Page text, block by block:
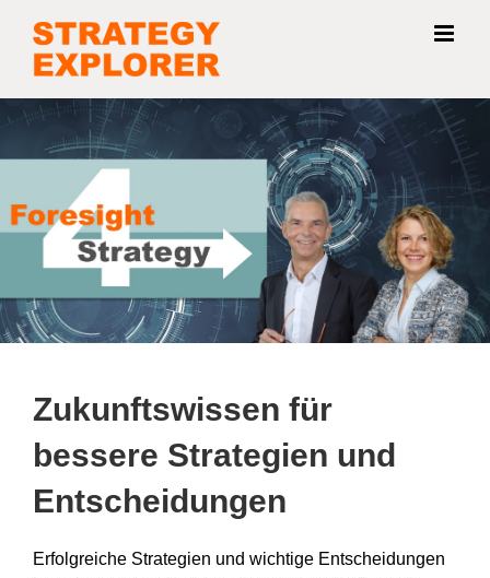
Inhalt
springen
Zukunftswissen für
bessere Strategien und
Entscheidungen
Erfolgreiche Strategien und wichtige Entscheidungen